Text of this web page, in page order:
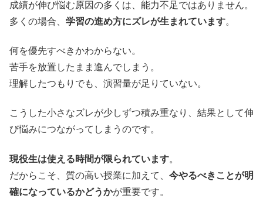
成績が伸び悩む原因の多くは、能力不足ではありません。
多くの場合、 学習の進め方にズレが生まれています。
何を優先すべきかわからない。
苦手を放置したまま進んでしまう。
理解したつもりでも、演習量が足りていない。
こうした小さなズレが少しずつ積み重なり、結果として伸
び悩みにつながってしまうのです。
現役生は使える時間が限られています。
だからこそ、質の高い授業に加えて、 今やるべきことが明
確になっているかどうかが重要です。